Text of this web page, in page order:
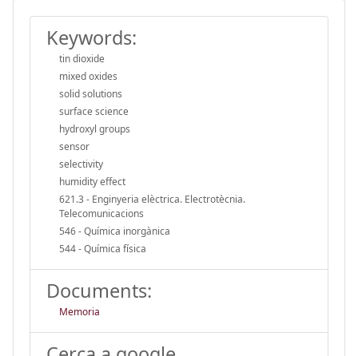
Keywords:
tin dioxide
mixed oxides
solid solutions
surface science
hydroxyl groups
sensor
selectivity
humidity effect
621.3 - Enginyeria elèctrica. Electrotècnia.
Telecomunicacions
546 - Química inorgànica
544 - Química física
Documents:
Memoria